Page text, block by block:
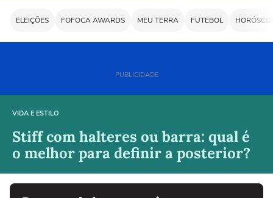
VIDA E ESTILO
Stiff com halteres ou barra: qual é
o melhor para definir a posterior?